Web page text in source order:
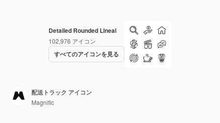
Detailed Rounded Lineal
102,976 アイコン
すべてのアイコンを見る
配送トラック アイコン
Magnific